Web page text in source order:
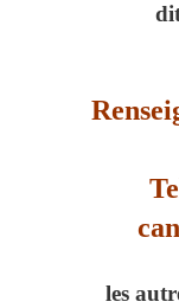
les